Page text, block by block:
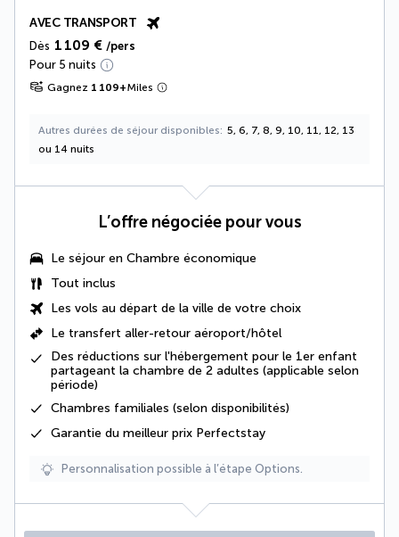
AVEC TRANSPORT
Dès 1 109 € /pers
Pour 5 nuits
Gagnez 1 109+Miles
Autres durées de séjour disponibles
5, 6, 7, 8, 9, 10, 11, 12, 13
ou 14 nuits
L’offre négociée pour vous
Le séjour en Chambre économique
Tout inclus
Les vols au départ de la ville de votre choix
Le transfert aller-retour aéroport/hôtel
Des réductions sur l'hébergement pour le 1er enfant
partageant la chambre de 2 adultes (applicable selon
période)
Chambres familiales (selon disponibilités)
Garantie du meilleur prix Perfectstay
Personnalisation possible à l’étape Options.